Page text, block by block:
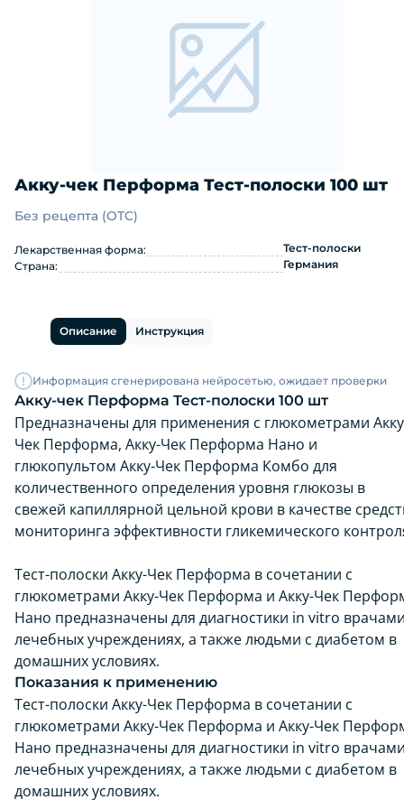
Акку-чек Перформа Тест-полоски 100 шт
Акку-чек Перформа Тест-полоски
Без рецепта (OTC)
Лекарственная форма:
Тест-полоски
Страна:
Германия
Описание Инструкция
Информация сгенерирована нейросетью, ожидает проверки
Акку-чек Перформа Тест-полоски 100 шт
Предназначены для применения с глюкометрами
Чек Перформа, Акку-Чек Перформа Нано и
глюкопультом Акку-Чек Перформа Комбо для
количественного определения уровня глюкозы в
свежей капиллярной цельной крови в качестве
мониторинга эффективности гликемического
Тест-полоски Акку-Чек Перформа в сочетании с
глюкометрами Акку-Чек Перформа и Акку-Чек
Нано предназначены для диагностики in vitro
лечебных учреждениях, а также людьми с диабетом в
домашних условиях.
Показания к применению
Тест-полоски Акку-Чек Перформа в сочетании с
глюкометрами Акку-Чек Перформа и Акку-Чек
Нано предназначены для диагностики in vitro
лечебных учреждениях, а также людьми с диабетом в
домашних условиях.